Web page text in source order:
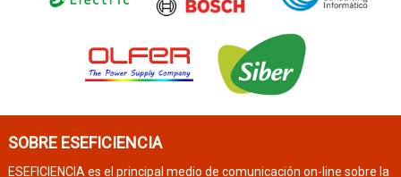
SOBRE ESEFICIENCIA
ESEFICIENCIA es el principal medio de comunicación on-line sobre la